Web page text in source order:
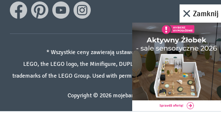
* Wszystkie ceny zawierają ustawowy podatek VAT.
LEGO, the LEGO logo, the Minifigure, DUPLO, and the SPIKE logo are
trademarks of the LEGO Group. Used with permission. ©2026 The LEGO Group
Copyright © 2026 mojebambino.pl
Zamknij